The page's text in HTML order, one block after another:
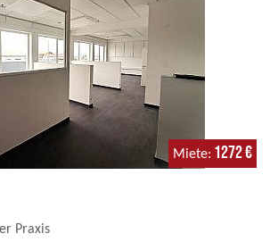
Miete 1272 €
Praxis